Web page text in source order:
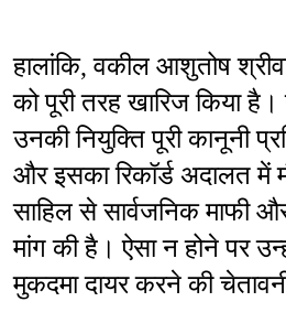
हालांकि, वकील आशुतोष
को पूरी तरह खारिज किया
उनकी नियुक्ति पूरी कानूनी
और इसका रिकॉर्ड अदालत में
साहिल से सार्वजनिक माफी
मांग की है। ऐसा न होने पर
मुकदमा दायर करने की